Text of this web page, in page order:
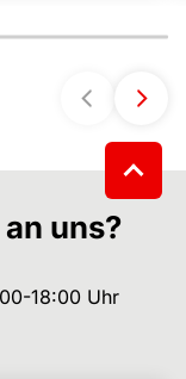
uns?
18:00 Uhr